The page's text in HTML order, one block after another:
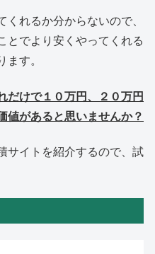
れるか分からないので、
とでより安くやってくれる
ます。
だけで１０万円、２０万円
値があると思いませんか？
サイトを紹介するので、試